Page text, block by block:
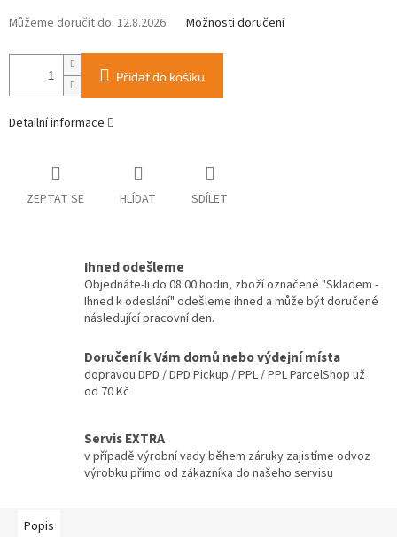
Můžeme doručit do: 12.8.2026 Možnosti doručení
Přidat do košíku
Detailní informace
ZEPTAT SE HLÍDAT SDÍLET
Ihned odešleme
Objednáte-li do 08:00 hodin, zboží označené "Skladem -
Ihned k odeslání" odešleme ihned a může být doručené
následující pracovní den.
Doručení k Vám domů nebo výdejní místa
dopravou DPD / DPD Pickup / PPL / PPL ParcelShop už
od 70 Kč
Servis EXTRA
v případě výrobní vady během záruky zajistíme odvoz
výrobku přímo od zákazníka do našeho servisu
Popis